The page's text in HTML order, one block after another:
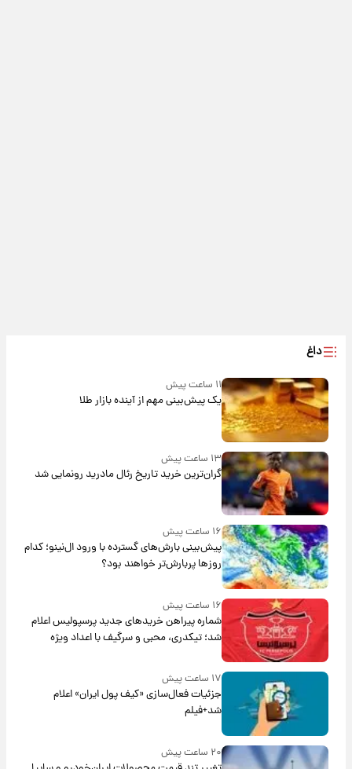
داغ
۱۱ ساعت پیش
یک پیش‌بینی مهم از آینده بازار طلا
۱۳ ساعت پیش
گران‌ترین خرید تاریخ رئال مادرید رونمایی شد
۱۶ ساعت پیش
پیش‌بینی بارش‌های گسترده با ورود ال‌نینو؛ کدام
روزها پربارش‌تر خواهند بود؟
۱۶ ساعت پیش
شماره پیراهن خریدهای جدید پرسپولیس اعلام
شد؛ تیکدری، محبی و سرگیف با اعداد ویژه
۱۷ ساعت پیش
جزئیات فعال‌سازی «کیف پول ایران» اعلام
شد+فیلم
۲۰ ساعت پیش